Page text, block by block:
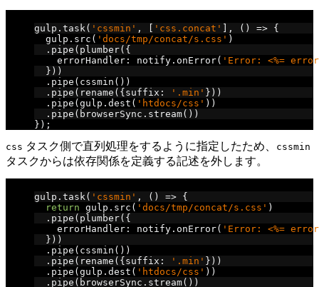
gulp . task( 'cssmin' , 'css.concat' ], () => {
  gulp
. src ( 'docs/tmp/concat/s.css' )
. pipe ( plumber({
    errorHandler
: notify . onError( 'Error: <%=
}))
. pipe ( cssmin ())
. pipe ( rename ({ suffix : '.min' }))
. pipe ( gulp . dest ( 'htdocs/css' ))
. pipe ( browserSync . stream())
});
css タスク側で直列処理をするように指定したため、 cssmin
タスクからは依存関係を定義する記述を外します。
gulp . task( 'cssmin' , () => {
return gulp . src ( 'docs/tmp/concat/s.css' )
. pipe ( plumber({
    errorHandler
: notify . onError( 'Error: <%=
}))
. pipe ( cssmin ())
. pipe ( rename ({ suffix : '.min' }))
. pipe ( gulp . dest ( 'htdocs/css' ))
. pipe ( browserSync . stream())